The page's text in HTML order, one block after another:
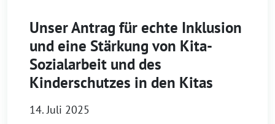
Unser Antrag für echte Inklusion
und eine Stärkung von Kita-
Sozialarbeit und des
Kinderschutzes in den Kitas
14. Juli 2025